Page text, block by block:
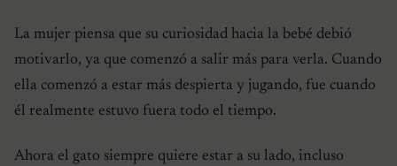
La mujer piensa que su curiosidad hacia la bebé debió
motivarlo, ya que comenzó a salir más para verla. Cuando
ella comenzó a estar más despierta y jugando, fue cuando
él realmente estuvo fuera todo el tiempo.
Ahora el gato siempre quiere estar a su lado, incluso